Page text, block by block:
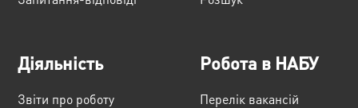
Діяльність
Звіти про роботу
Робота в НАБУ
Перелік вакансій